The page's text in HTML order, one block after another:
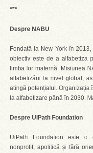
***
Despre NABU
Fondată la New York în
obiectiv este de a alfabetiza
limba lor maternă. Misiunea
alfabetizării la nivel global,
atingă potențialul. Organizația
la alfabetizare până în 2030.
Despre UiPath Foundation
UiPath Foundation este o
nonprofit, apolitică și fără